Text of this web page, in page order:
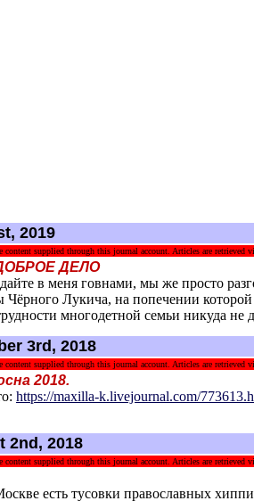
2019
content supplied through this journal account. Articles are retrieved
ДЕЛО
в меня говнами, мы же просто
Чёрного Лукича, на попечении
многодетной семьи никуда
3rd, 2018
content supplied through this journal account. Articles are retrieved
2018.
https://maxilla-k.livejournal.com/773613.h
2nd, 2018
content supplied through this journal account. Articles are retrieved
есть тусовки православных